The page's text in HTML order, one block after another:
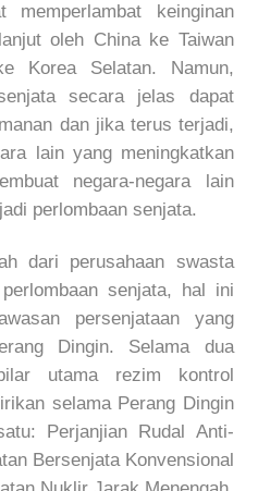
memperlambat keinginan
oleh China ke Taiwan
Korea Selatan. Namun,
secara jelas dapat
dan jika terus terjadi,
lain yang meningkatkan
negara-negara lain
perlombaan senjata.
dari perusahaan swasta
senjata, hal ini
persenjataan yang
Dingin. Selama dua
utama rezim kontrol
selama Perang Dingin
Perjanjian Rudal Anti-
Bersenjata Konvensional